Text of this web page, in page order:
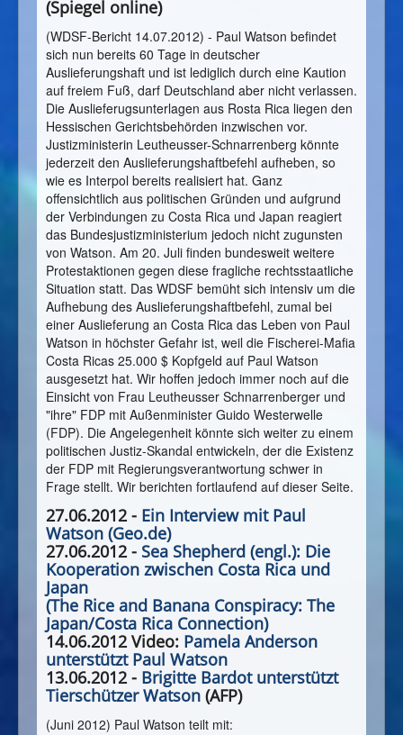
(Spiegel online)
(WDSF-Bericht 14.07.2012) - Paul Watson befindet
sich nun bereits 60 Tage in deutscher
Auslieferungshaft und ist lediglich durch eine Kaution
auf freiem Fuß, darf Deutschland aber nicht verlassen.
Die Auslieferugsunterlagen aus Rosta Rica liegen den
Hessischen Gerichtsbehörden inzwischen vor.
Justizministerin Leutheusser-Schnarrenberg könnte
jederzeit den Auslieferungshaftbefehl aufheben, so
wie es Interpol bereits realisiert hat. Ganz
offensichtlich aus politischen Gründen und aufgrund
der Verbindungen zu Costa Rica und Japan reagiert
das Bundesjustizministerium jedoch nicht zugunsten
von Watson. Am 20. Juli finden bundesweit weitere
Protestaktionen gegen diese fragliche rechtsstaatliche
Situation statt. Das WDSF bemüht sich intensiv um die
Aufhebung des Auslieferungshaftbefehl, zumal bei
einer Auslieferung an Costa Rica das Leben von Paul
Watson in höchster Gefahr ist, weil die Fischerei-Mafia
Costa Ricas 25.000 $ Kopfgeld auf Paul Watson
ausgesetzt hat. Wir hoffen jedoch immer noch auf die
Einsicht von Frau Leutheusser Schnarrenberger und
"ihre" FDP mit Außenminister Guido Westerwelle
(FDP). Die Angelegenheit könnte sich weiter zu einem
politischen Justiz-Skandal entwickeln, der die Existenz
der FDP mit Regierungsverantwortung schwer in
Frage stellt. Wir berichten fortlaufend auf dieser Seite.
27.06.2012 - Ein Interview mit Paul
Watson (Geo.de)
27.06.2012 - Sea Shepherd (engl.): Die
Kooperation zwischen Costa Rica und
Japan
(The Rice and Banana Conspiracy: The
Japan/Costa Rica Connection)
14.06.2012 Video: Pamela Anderson
unterstützt Paul Watson
13.06.2012 - Brigitte Bardot unterstützt
Tierschützer Watson (AFP)
(Juni 2012) Paul Watson teilt mit: